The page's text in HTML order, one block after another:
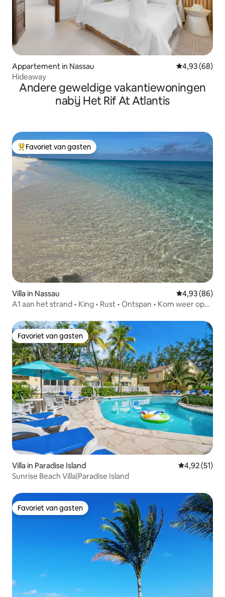
Appartement in Nassau Gemiddelde
4,93 (68)
Hideaway
Andere geweldige vakantiewoningen
nabij Het Rif At Atlantis
Topfavoriet van gasten
Favoriet van gasten
Villa in Nassau Gemiddelde
4,93 (86)
A1 aan het strand • King • Rust • Ontspan • Kom weer op
Favoriet van gasten
Favoriet van gasten
Villa in Paradise Island Gemiddelde
4,92 (51)
Sunrise Beach Villa|Paradise Island
Favoriet van gasten
Favoriet van gasten